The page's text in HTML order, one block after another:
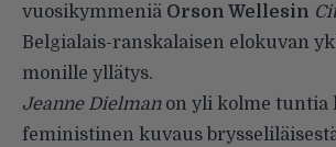
vuosikymmeniä Orson Wellesin
Belgialais-ranskalaisen elokuvan
monille yllätys.
Jeanne Dielmanon yli kolme tuntia
feministinen kuvaus